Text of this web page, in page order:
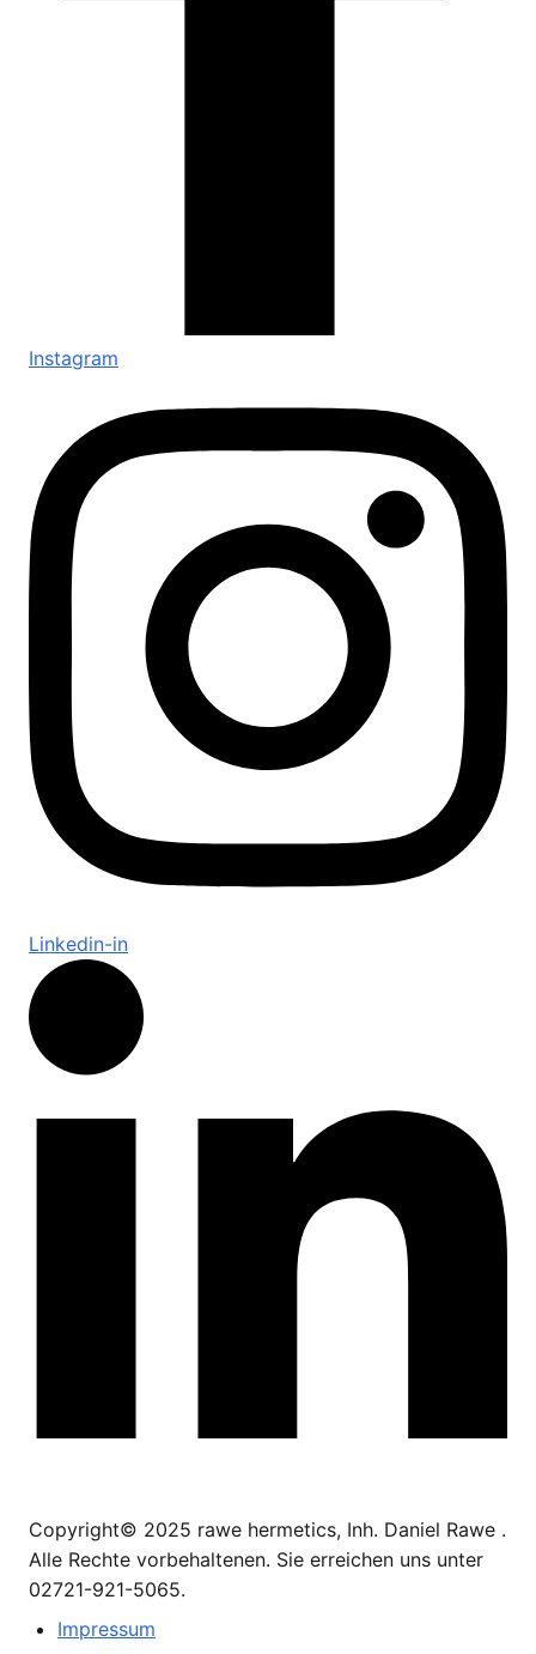
Instagram
Linkedin-in
Copyright© 2025 rawe hermetics, Inh. Daniel Rawe .
Alle Rechte vorbehaltenen. Sie erreichen uns unter
02721-921-5065.
Impressum